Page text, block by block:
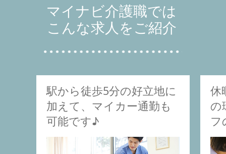
マイナビ介護職では
こんな求人をご紹介
駅から徒歩5分の好立地に
加えて、マイカー通勤も
可能です♪
休
の
フ